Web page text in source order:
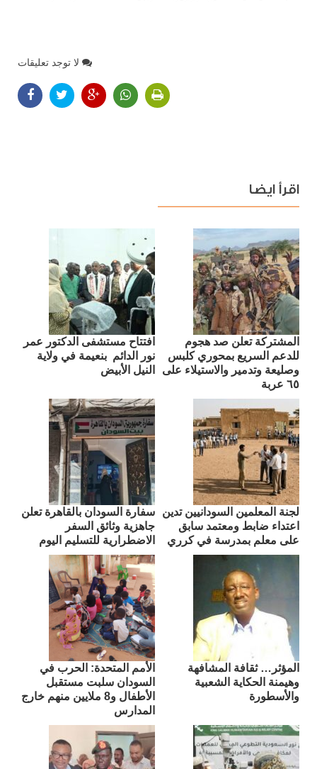
لا توجد تعليقات
اقرأ ايضا
المشتركة تعلن صد هجوم
للدعم السريع بمحوري كلبس
وصليعة وتدمير والاستيلاء على
٦٥ عربة
افتتاح مستشفى الدكتور عمر
نور الدائم بنعيمة في ولاية
النيل الأبيض
لجنة المعلمين السودانيين تدين
اعتداء ضابط ومعتمد سابق
على معلم بمدرسة في كرري
سفارة السودان بالقاهرة تعلن
جاهزية وثائق السفر
الاضطرارية للتسليم اليوم
المؤثر… ثقافة المشافهة
وهيمنة الحكاية الشعبية
والأسطورة
الأمم المتحدة: الحرب في
السودان سلبت مستقبل
الأطفال و8 ملايين منهم خارج
المدارس